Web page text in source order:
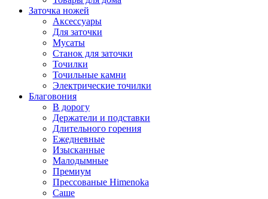
Заточка ножей
Аксессуары
Для заточки
Мусаты
Станок для заточки
Точилки
Точильные камни
Электрические точилки
Благовония
В дорогу
Держатели и подставки
Длительного горения
Ежедневные
Изысканные
Малодымные
Премиум
Прессованые Himenoka
Саше